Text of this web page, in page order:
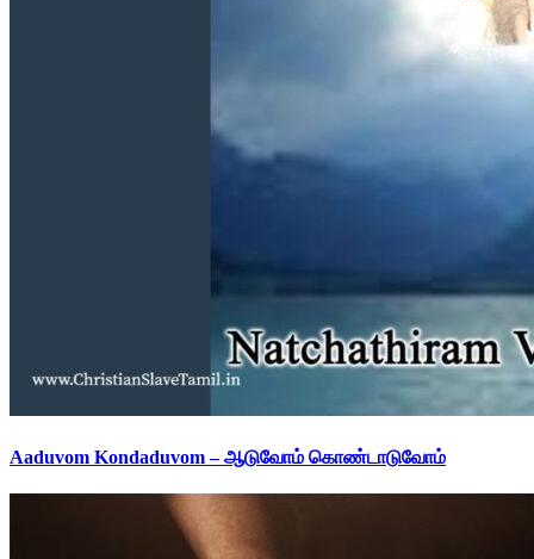
Aaduvom Kondaduvom – ஆடுவோம் கொண்டாடுவோம்